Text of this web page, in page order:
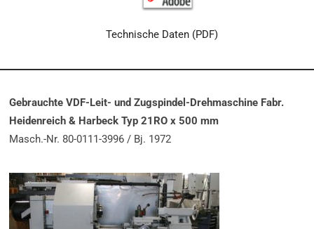
Technische Daten (PDF)
Gebrauchte VDF-Leit- und Zugspindel-Drehmaschine Fabr.
Heidenreich & Harbeck Typ 21RO x 500 mm
Masch.-Nr. 80-0111-3996 / Bj. 1972